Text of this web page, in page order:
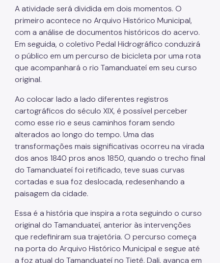
A atividade será dividida em dois momentos. O
primeiro acontece no Arquivo Histórico Municipal,
com a análise de documentos históricos do acervo.
Em seguida, o coletivo Pedal Hidrográfico conduzirá
o público em um percurso de bicicleta por uma rota
que acompanhará o rio Tamanduateí em seu curso
original.
Ao colocar lado a lado diferentes registros
cartográficos do século XIX, é possível perceber
como esse rio e seus caminhos foram sendo
alterados ao longo do tempo. Uma das
transformações mais significativas ocorreu na virada
dos anos 1840 pros anos 1850, quando o trecho final
do Tamanduateí foi retificado, teve suas curvas
cortadas e sua foz deslocada, redesenhando a
paisagem da cidade.
Essa é a história que inspira a rota seguindo o curso
original do Tamanduateí, anterior às intervenções
que redefiniram sua trajetória. O percurso começa
na porta do Arquivo Histórico Municipal e segue até
a foz atual do Tamanduateí no Tietê. Dali, avança em